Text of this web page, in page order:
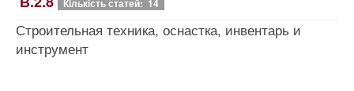
Кількість статей: 14
Строительная техника, оснастка, инвентарь и
инструмент